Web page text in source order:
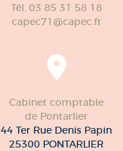
Tél. 03 85 31 58 18
capec71@capec.fr
Cabinet comptable
de Pontarlier
44 Ter Rue Denis Papin
25300 PONTARLIER